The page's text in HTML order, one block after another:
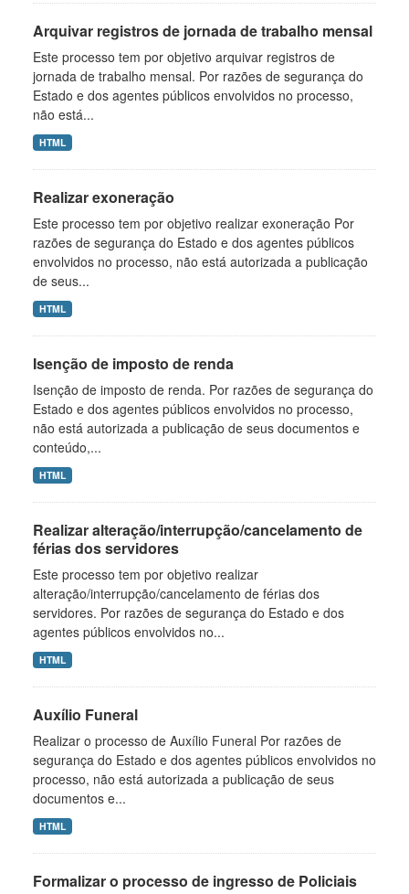
Arquivar registros de jornada de trabalho mensal
Este processo tem por objetivo arquivar registros de
jornada de trabalho mensal. Por razões de segurança do
Estado e dos agentes públicos envolvidos no processo,
não está...
HTML
Realizar exoneração
Este processo tem por objetivo realizar exoneração Por
razões de segurança do Estado e dos agentes públicos
envolvidos no processo, não está autorizada a publicação
de seus...
HTML
Isenção de imposto de renda
Isenção de imposto de renda. Por razões de segurança do
Estado e dos agentes públicos envolvidos no processo,
não está autorizada a publicação de seus documentos e
conteúdo,...
HTML
Realizar alteração/interrupção/cancelamento de
férias dos servidores
Este processo tem por objetivo realizar
alteração/interrupção/cancelamento de férias dos
servidores. Por razões de segurança do Estado e dos
agentes públicos envolvidos no...
HTML
Auxílio Funeral
Realizar o processo de Auxílio Funeral Por razões de
segurança do Estado e dos agentes públicos envolvidos no
processo, não está autorizada a publicação de seus
documentos e...
HTML
Formalizar o processo de ingresso de Policiais